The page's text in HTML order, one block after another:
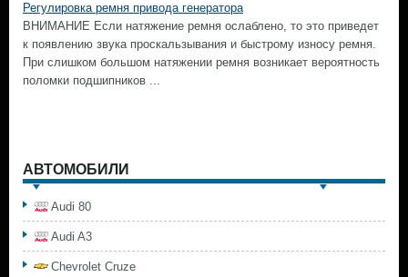
Регулировка ремня привода генератора
ВНИМАНИЕ Если натяжение ремня ослаблено, то это приведет
к появлению звука проскальзывания и быстрому износу ремня.
При слишком большом натяжении ремня возникает вероятность
поломки подшипников ...
АВТОМОБИЛИ
Audi 80
Audi A3
Chevrolet Cruze